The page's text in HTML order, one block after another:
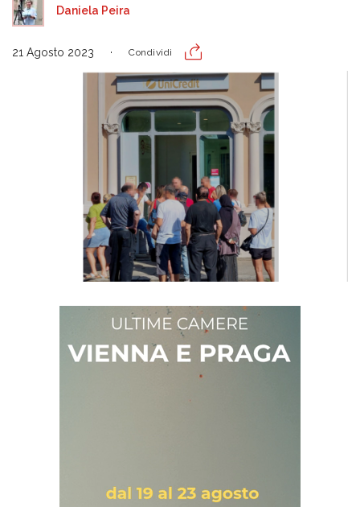
Daniela Peira
21 Agosto 2023 Condividi